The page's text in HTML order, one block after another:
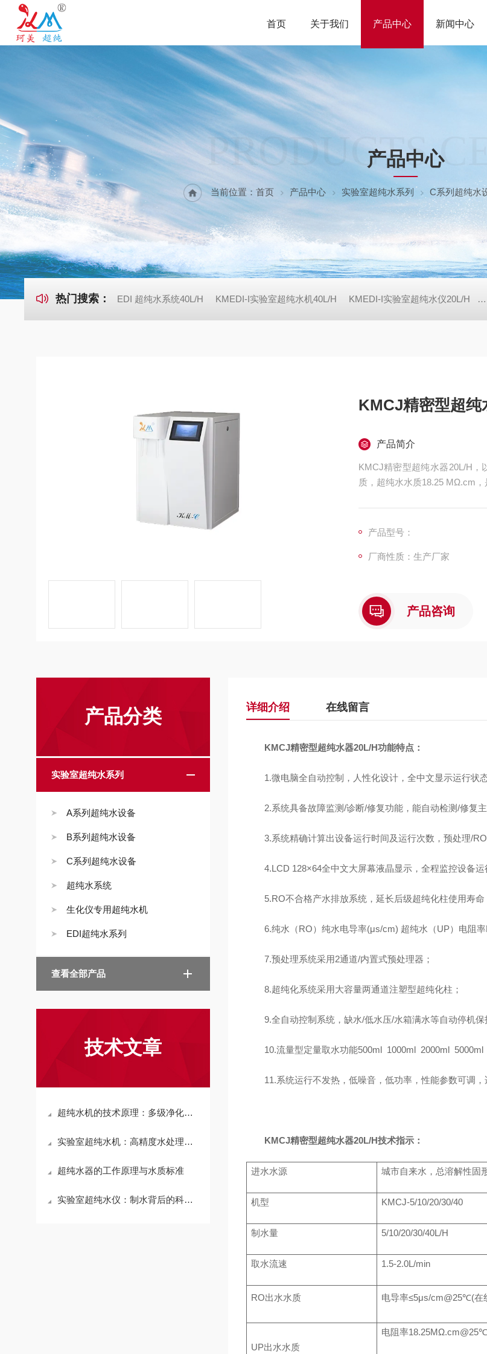
首页 关于我们 产品中心 新闻中心
PRODUCTS
产品中心
当前位置： 首页 产品中心 实验室超纯水系列 C系列超纯水
热门搜索： EDI 超纯水系统40L/H KMEDI-I实验室超纯水机40L/H KMEDI-I实验室超纯水仪20L/H
KMCJ精密型超纯
产品简介
KMCJ精密型超纯水器20L/H，
质，超纯水水质18.25 MΩ.cm，
产品型号：
厂商性质：生产厂家
产品咨询
产品分类
实验室超纯水系列
A系列超纯水设备
B系列超纯水设备
C系列超纯水设备
超纯水系统
生化仪专用超纯水机
EDI超纯水系列
查看全部产品
技术文章
超纯水机的技术原理：多级净化实现超纯水质
实验室超纯水机：高精度水处理的实验室核心设备
超纯水器的工作原理与水质标准
实验室超纯水仪：制水背后的科学奥秘
详细介绍 在线留言
KMCJ精密型超纯水器20L/H功能特点：
1.微电脑全自动控制，人性化设计，全中文显示运行状
2.系统具备故障监测/诊断/修复功能，能自动检测/修复
3.系统精确计算出设备运行时间及运行次数，预处理/
4.LCD 128×64全中文大屏幕液晶显示，全程监控设备运
5.RO不合格产水排放系统，延长后级超纯化柱使用寿命
6.纯水（RO）纯水电导率(μs/cm) 超纯水（UP）电阻
7.预处理系统采用2通道/内置式预处理器；
8.超纯化系统采用大容量两通道注塑型超纯化柱；
9.全自动控制系统，缺水/低水压/水箱满水等自动停机保
10.流量型定量取水功能500ml 1000ml 2000ml 5000ml
11.系统运行不发热，低噪音，低功率，性能参数可调，
KMCJ精密型超纯水器20L/H技术指示：
进水水源 城市自来水，总溶解性固
机型 KMCJ-5/10/20/30/40
制水量 5/10/20/30/40L/H
取水流速 1.5-2.0L/min
RO出水水质 电导率≤5μs/cm@25℃(在
UP出水水质
电阻率